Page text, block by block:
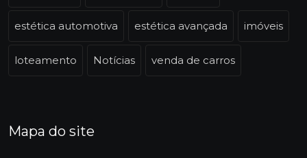
estética automotiva estética avançada imóveis
loteamento Notícias venda de carros
Mapa do site